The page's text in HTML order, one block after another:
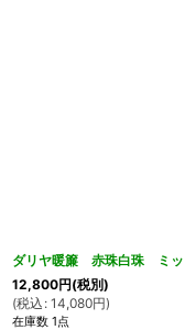
ダリヤ暖簾 赤珠白珠 ミ
12,800円(税別)
(税込 : 14,080円)
在庫数 1点